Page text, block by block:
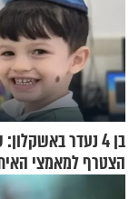
בן 4 נעדר
הצטרף למאמצי